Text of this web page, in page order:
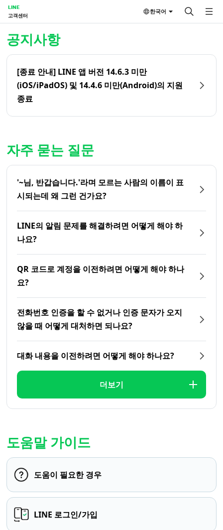
LINE
고객센터
한국어
공지사항
[종료 안내] LINE 앱 버전 14.6.3 미만
(iOS/iPadOS) 및 14.4.6 미만(Android)의 지원
종료
자주 묻는 질문
'~님, 반갑습니다.'라며 모르는 사람의 이름이 표
시되는데 왜 그런 건가요?
LINE의 알림 문제를 해결하려면 어떻게 해야 하
나요?
QR 코드로 계정을 이전하려면 어떻게 해야 하나
요?
전화번호 인증을 할 수 없거나 인증 문자가 오지
않을 때 어떻게 대처하면 되나요?
대화 내용을 이전하려면 어떻게 해야 하나요?
더보기
도움말 가이드
도움이 필요한 경우
LINE 로그인/가입